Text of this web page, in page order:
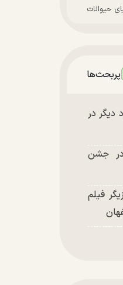
حیوانات
پربحث‌ها
دیگر در
جشن
فیلم